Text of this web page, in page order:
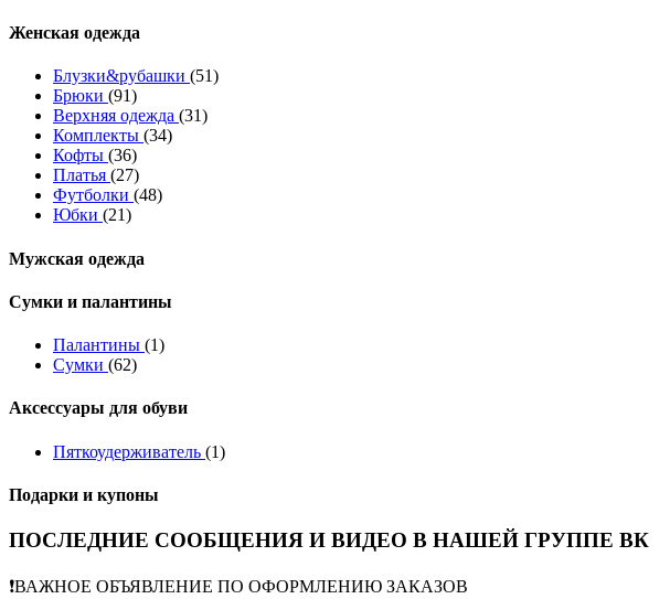
Женская одежда
Блузки&рубашки (51)
Брюки (91)
Верхняя одежда (31)
Комплекты (34)
Кофты (36)
Платья (27)
Футболки (48)
Юбки (21)
Мужская одежда
Сумки и палантины
Палантины (1)
Сумки (62)
Аксессуары для обуви
Пяткоудерживатель (1)
Подарки и купоны
ПОСЛЕДНИЕ СООБЩЕНИЯ И ВИДЕО В НАШЕЙ ГРУППЕ ВК
❗️ВАЖНОЕ ОБЪЯВЛЕНИЕ ПО ОФОРМЛЕНИЮ ЗАКАЗОВ